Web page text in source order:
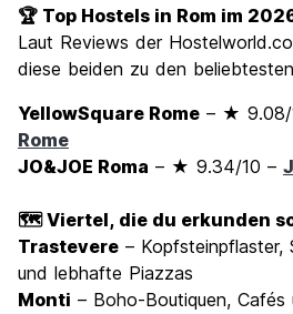
🏆 Top Hostels in Rom im
Laut Reviews der
diese beiden zu den
YellowSquare Rome – ★ 9.08/
Rome
JO&JOE Roma – ★ 9.34/10 –
🗺️ Viertel, die du erkunden
Trastevere – Kopfsteinpflaster,
und lebhafte Piazzas
Monti – Boho-Boutiquen,